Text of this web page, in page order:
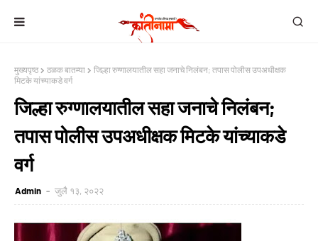
मुख्यपृष्ठ ठळक बातम्या
जिल्हा रुग्णालयातील सहा जनाचे निलंबन; तपास पोलीस उपअधीक्षक
मिटके यांच्याकडे वर्ग
जिल्हा रुग्णालयातील सहा जनाचे निलंबन;
तपास पोलीस उपअधीक्षक मिटके यांच्याकडे
वर्ग
Admin जुलै १३, २०२२